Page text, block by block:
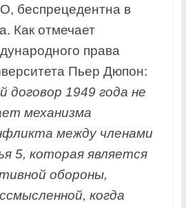
беспрецедентна в
Как отмечает
права
Пьер Дюпон:
договор 1949 года не
механизма
между членами
5, которая является
обороны,
когда